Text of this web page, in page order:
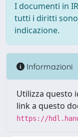
I documenti in
tutti i diritti
indicazione.
Informazioni
Utilizza questo
link a questo
https://